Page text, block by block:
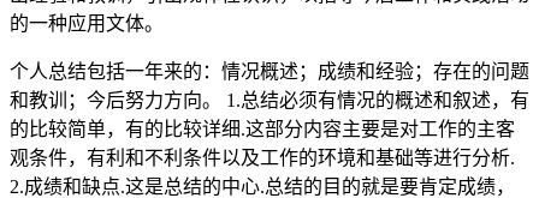
的一种应用文体。
个人总结包括一年来的：情况概述；成绩和经验；存在的问题
和教训；今后努力方向。 1.总结必须有情况的概述和叙述，有
的比较简单，有的比较详细.这部分内容主要是对工作的主客
观条件，有利和不利条件以及工作的环境和基础等进行分析.
2.成绩和缺点.这是总结的中心.总结的目的就是要肯定成绩，